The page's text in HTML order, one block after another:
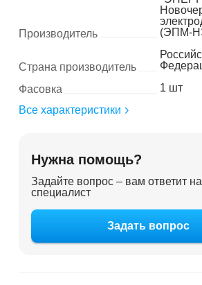
Производитель
(ЭПМ-
Страна производитель
Фасовка
1 шт
Все характеристики
Нужна помощь?
Задайте вопрос – вам ответит
специалист
Задать вопрос